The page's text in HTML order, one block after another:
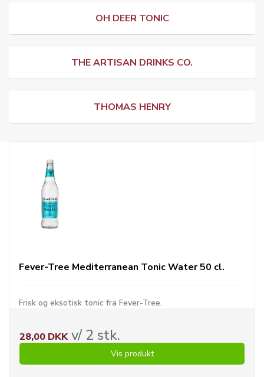
OH DEER TONIC
THE ARTISAN DRINKS CO.
THOMAS HENRY
Fever-Tree Mediterranean Tonic Water 50 cl.
Frisk og eksotisk tonic fra Fever-Tree.
28,00 DKKv/ 2 stk.
Vis produkt